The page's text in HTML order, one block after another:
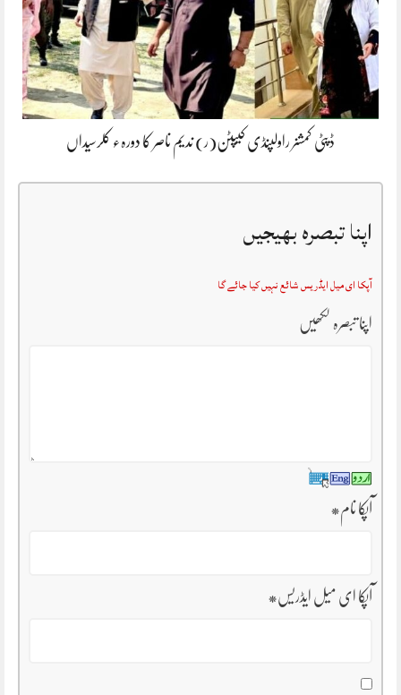
ڈپٹی کمشنر راولپنڈی کیپٹن(ر) ندیم ناصر کا دورہء کلرسیداں
اپنا تبصرہ بھیجیں
آپکا ای میل ایڈریس شائع نہیں کیا جائے گا
اپنا تبصرہ لکھیں
آپکا نام*
آپکا ای میل ایڈریس*